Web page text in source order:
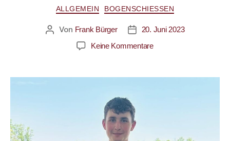
ALLGEMEIN BOGENSCHIESSEN
Von Frank Bürger
20. Juni 2023
Keine Kommentare